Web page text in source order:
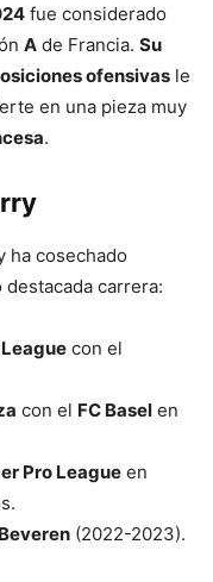
fue considerado
A de Francia. Su
ofensivas le
en una pieza muy
.
ha cosechado
carrera:
con el
con el FC Basel en
Pro League en
(2022-2023).